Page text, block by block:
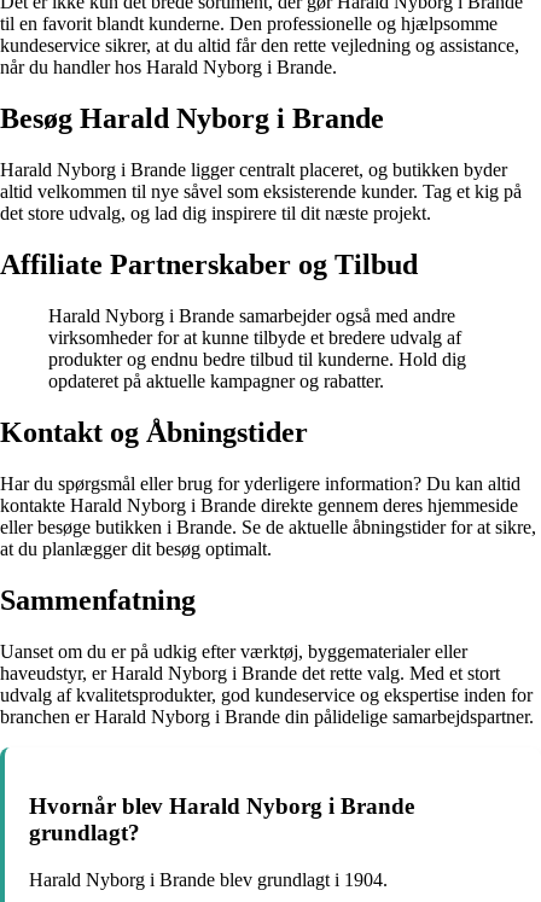
til en favorit blandt kunderne. Den professionelle og hjælpsomme
kundeservice sikrer, at du altid får den rette vejledning og assistance,
når du handler hos Harald Nyborg i Brande.
Besøg Harald Nyborg i Brande
Harald Nyborg i Brande ligger centralt placeret, og butikken byder
altid velkommen til nye såvel som eksisterende kunder. Tag et kig på
det store udvalg, og lad dig inspirere til dit næste projekt.
Affiliate Partnerskaber og Tilbud
Harald Nyborg i Brande samarbejder også med andre
virksomheder for at kunne tilbyde et bredere udvalg af
produkter og endnu bedre tilbud til kunderne. Hold dig
opdateret på aktuelle kampagner og rabatter.
Kontakt og Åbningstider
Har du spørgsmål eller brug for yderligere information? Du kan altid
kontakte Harald Nyborg i Brande direkte gennem deres hjemmeside
eller besøge butikken i Brande. Se de aktuelle åbningstider for at sikre,
at du planlægger dit besøg optimalt.
Sammenfatning
Uanset om du er på udkig efter værktøj, byggematerialer eller
haveudstyr, er Harald Nyborg i Brande det rette valg. Med et stort
udvalg af kvalitetsprodukter, god kundeservice og ekspertise inden for
branchen er Harald Nyborg i Brande din pålidelige samarbejdspartner.
Hvornår blev Harald Nyborg i Brande
grundlagt?
Harald Nyborg i Brande blev grundlagt i 1904.